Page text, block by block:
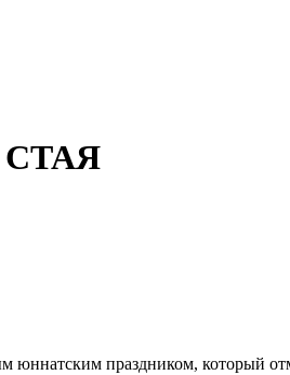
СТАЯ
юннатским праздником, который